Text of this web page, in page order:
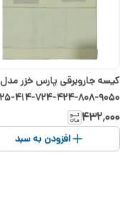
کیسه جاروبرقی پارس خزر مدل
9050-808-424-724-414-425
۴۳۲٬۰۰۰
افزودن به سبد